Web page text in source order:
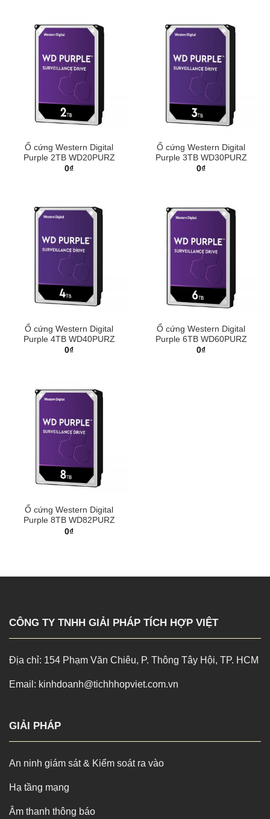
Ổ cứng Western Digital
Purple 2TB WD20PURZ
0₫
Ổ cứng Western Digital
Purple 3TB WD30PURZ
0₫
Ổ cứng Western Digital
Purple 4TB WD40PURZ
0₫
Ổ cứng Western Digital
Purple 6TB WD60PURZ
0₫
Ổ cứng Western Digital
Purple 8TB WD82PURZ
0₫
CÔNG TY TNHH GIẢI PHÁP TÍCH HỢP VIỆT
Địa chỉ: 154 Phạm Văn Chiêu, P. Thông Tây Hội, TP. HCM
Email: kinhdoanh@tichhhopviet.com.vn
GIẢI PHÁP
An ninh giám sát & Kiểm soát ra vào
Hạ tầng mạng
Âm thanh thông báo